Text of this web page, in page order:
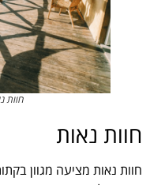
חוות
חוות נאות
חוות נאות מציעה מגוון